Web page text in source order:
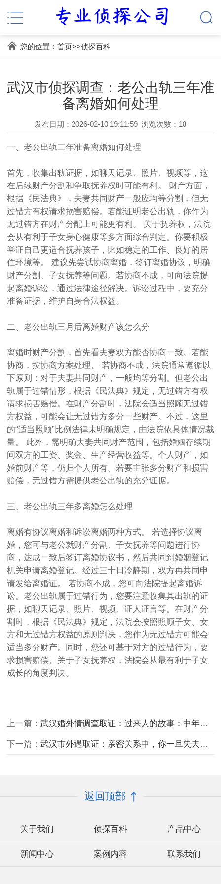
您的位置： 首页>>侦探百科
武汉市侦探调查：老公出轨三年准
备离婚如何处理
发布日期：2026-02-10 19:11:59 浏览次数：18
一、老公出轨三年准备离婚如何处理
首先，收集出轨证据，如聊天记录、照片、视频等，这
在后续财产分割和争取抚养权时可能有利。 财产方面，
根据《民法典》，夫妻共同财产一般应均等分割，但无
过错方有权请求损害赔偿。若能证明老公出轨，你作为
无过错方在财产分配上可能更有利。 关于抚养权，法院
会从有利于子女身心健康等多方面综合判定。你要积极
举证自己更适合抚养孩子，比如稳定的工作、良好的居
住环境等。 建议先尝试协商离婚，签订离婚协议，明确
财产分割、子女抚养等问题。若协商不成，可向法院提
起离婚诉讼，通过法律途径解决。诉讼过程中，要充分
准备证据，维护自身合法权益。
二、老公出轨三月后离婚财产该怎么分
离婚时财产分割，首先看夫妻双方能否协商一致。若能
协商，按协商方案处理。 若协商不成，法院通常遵循以
下原则：对于夫妻共同财产，一般均等分割。但老公出
轨属于过错情形，根据《民法典》规定，无过错方有权
请求损害赔偿。在财产分割时，法院会适当照顾无过错
方权益，可能会让无过错方多分一些财产。不过，这里
的“适当照顾”比例法律未明确规定，由法院依具体情况裁
量。 此外，需明确夫妻共同财产范围，包括婚姻存续期
间双方的工资、奖金、生产经营收益等。个人财产，如
婚前财产等，仍归个人所有。若要主张多分财产和损害
赔偿，无过错方需提供老公出轨的充分证据。
三、老公出轨三年多离婚怎么处理
离婚有协议离婚和诉讼离婚两种方式。 若选择协议离
婚，您可与老公就财产分割、子女抚养等问题进行协
商，达成一致后签订离婚协议书，然后共同到婚姻登记
机关申请离婚登记。经过三十日冷静期，双方再共同申
请发给离婚证。 若协商不成，您可向法院提起离婚诉
讼。老公出轨属于过错行为，您要注意收集其出轨的证
据，如聊天记录、照片、视频、证人证言等。在财产分
割时，根据《民法典》规定，法院会按照照顾子女、女
方和无过错方权益的原则判决，您作为无过错方可能会
适当多分财产。同时，您还可基于对方的过错行为，要
求损害赔偿。关于子女抚养权，法院会从最有利于子女
成长的角度判决。
上一篇： 武汉婚外情调查取证：过来人的故事：中年人的婚外感情，最怕两种结果
下一篇： 武汉市外遇取证：亲密关系中，你一旦失去这3个底线，将被所有人看不起
返回顶部
关于我们 侦探百科 产品中心
新闻中心 案例内容 联系我们